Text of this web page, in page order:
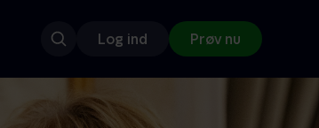
Log ind Prøv nu